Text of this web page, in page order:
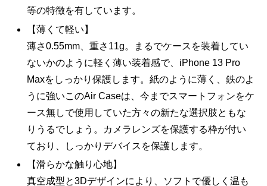
等の特徴を有しています。
【薄くて軽い】
薄さ0.55mm、重さ11g。まるでケースを装着してい
ないかのように軽く薄い装着感で、iPhone 13 Pro
Maxをしっかり保護します。紙のように薄く、鉄のよ
うに強いこのAir Caseは、今までスマートフォンをケ
ース無しで使用していた方々の新たな選択肢ともな
りうるでしょう。カメラレンズを保護する枠が付い
ており、しっかりデバイスを保護します。
【滑らかな触り心地】
真空成型と3Dデザインにより、ソフトで優しく温も